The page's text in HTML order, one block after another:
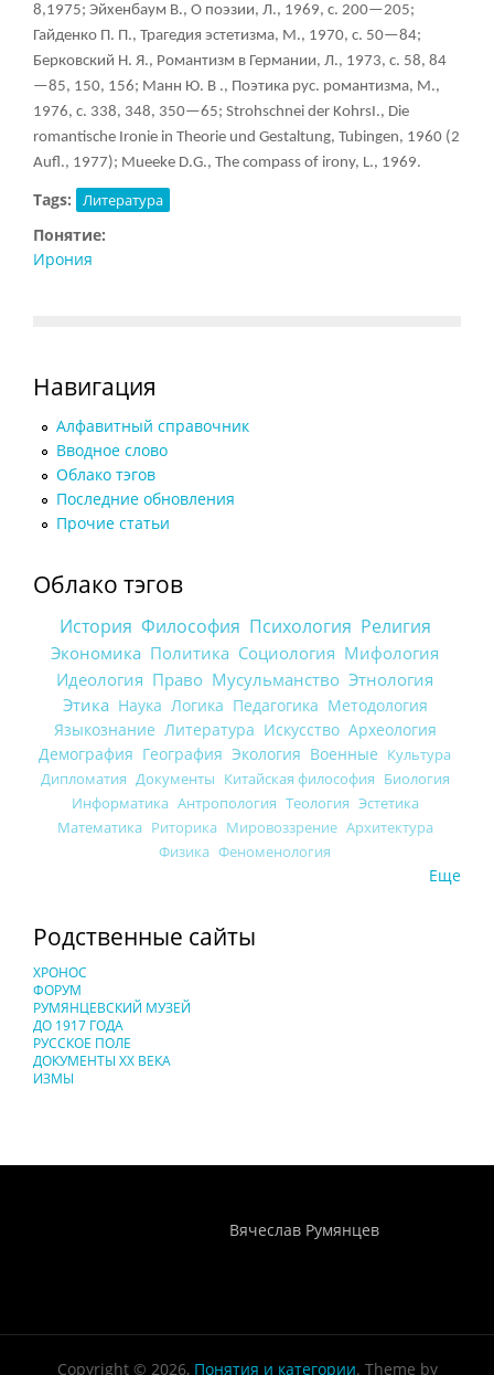
8,1975; Эйхенбаум В., О поэзии, Л., 1969, с. 200—205;
Гайденко П. П., Трагедия эстетизма, М., 1970, с. 50—84;
Берковский Н. Я., Романтизм в Германии, Л., 1973, с. 58, 84
—85, 150, 156; Манн Ю. В ., Поэтика рус. романтизма, М.,
1976, с. 338, 348, 350—65; Strohschnei der KohrsI., Die
romantische Ironie in Theorie und Gestaltung, Tubingen, 1960 (2
Aufl., 1977); Mueeke D.G., The compass of irony, L., 1969.
Tags: Литература
Понятие:
Ирония
Навигация
Алфавитный справочник
Вводное слово
Облако тэгов
Последние обновления
Прочие статьи
Облако тэгов
История Философия Психология Религия
Экономика Политика Социология Мифология
Идеология Право Мусульманство Этнология
Этика Наука Логика Педагогика Методология
Языкознание Литература Искусство Археология
Демография География Экология Военные Культура
Дипломатия Документы Китайская философия Биология
Информатика Антропология Теология Эстетика
Математика Риторика Мировоззрение Архитектура
Физика Феноменология
Еще
Родственные сайты
ХРОНОС
ФОРУМ
РУМЯНЦЕВСКИЙ МУЗЕЙ
ДО 1917 ГОДА
РУССКОЕ ПОЛЕ
ДОКУМЕНТЫ XX ВЕКА
ИЗМЫ
Вячеслав Румянцев
Copyright © 2026, Понятия и категории. Theme by